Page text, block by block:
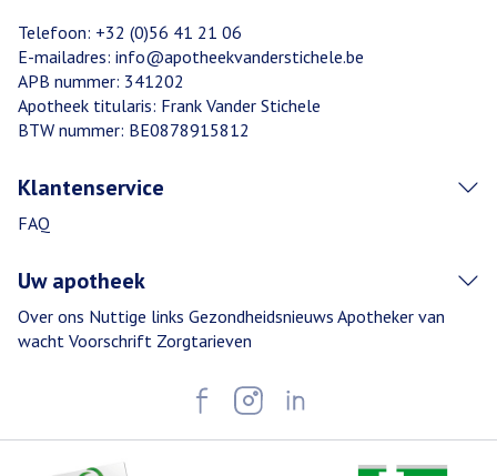
Telefoon: +32 (0)56 41 21 06
E-mailadres: info@apotheekvanderstichele.be
APB nummer: 341202
Apotheek titularis: Frank Vander Stichele
BTW nummer: BE0878915812
Klantenservice
FAQ
Uw apotheek
Over ons Nuttige links Gezondheidsnieuws Apotheker van
wacht Voorschrift Zorgtarieven